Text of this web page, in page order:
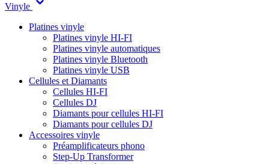
Vinyle
Platines vinyle
Platines vinyle HI-FI
Platines vinyle automatiques
Platines vinyle Bluetooth
Platines vinyle USB
Cellules et Diamants
Cellules HI-FI
Cellules DJ
Diamants pour cellules HI-FI
Diamants pour cellules DJ
Accessoires vinyle
Préamplificateurs phono
Step-Up Transformer